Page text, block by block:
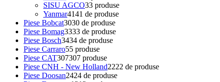
SISU AGCO33 produse
Yanmar4141 de produse
Piese Bobcat3030 de produse
Piese Bomag3333 de produse
Piese Bosch3434 de produse
Piese Carraro55 produse
Piese CAT307307 produse
Piese CNH - New Holland2222 de produse
Piese Doosan2424 de produse